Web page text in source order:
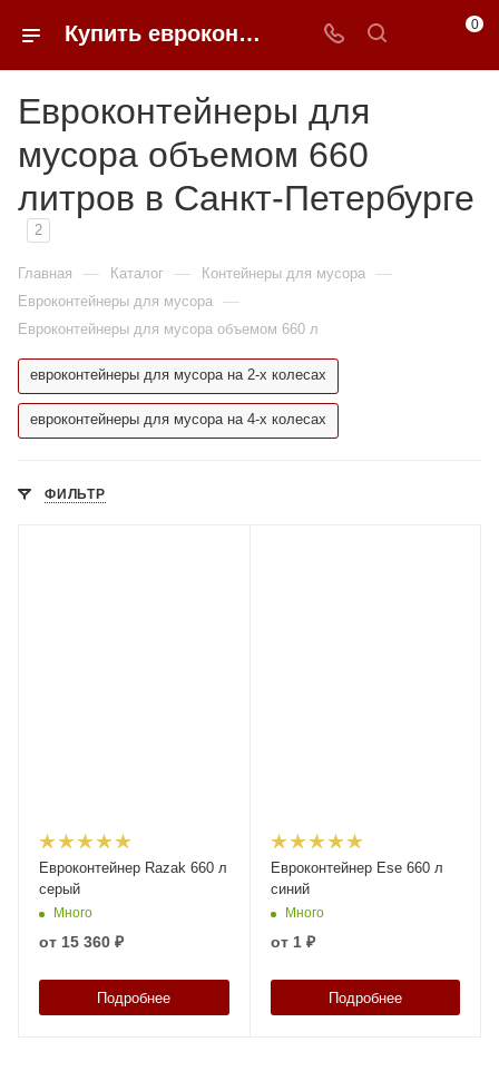
Купить евроконтейнеры для мусора 660 литров в Санкт-Петербурге | 0FFER 0
Евроконтейнеры для
мусора объемом 660
литров в Санкт-Петербурге
2
Главная — Каталог — Контейнеры для мусора —
Евроконтейнеры для мусора —
Евроконтейнеры для мусора объемом 660 л
евроконтейнеры для мусора на 2-х колесах
евроконтейнеры для мусора на 4-х колесах
ФИЛЬТР
Евроконтейнер Razak 660 л
серый
Много
от 15 360 ₽
Подробнее
Евроконтейнер Ese 660 л
синий
Много
от 1 ₽
Подробнее